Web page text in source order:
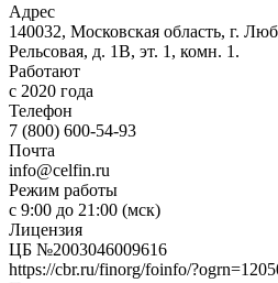
Адрес
140032, Московская область, г.
Рельсовая, д. 1В, эт. 1, комн. 1.
Работают
с 2020 года
Телефон
7 (800) 600-54-93
Почта
info@celfin.ru
Режим работы
с 9:00 до 21:00 (мск)
Лицензия
ЦБ №2003046009616
https://cbr.ru/finorg/foinfo/